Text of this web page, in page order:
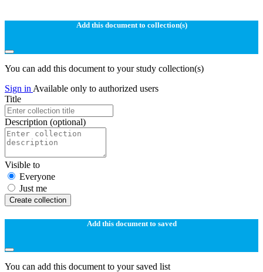
Add this document to collection(s)
You can add this document to your study collection(s)
Sign in Available only to authorized users
Title
Description (optional)
Visible to
Everyone
Just me
Create collection
Add this document to saved
You can add this document to your saved list